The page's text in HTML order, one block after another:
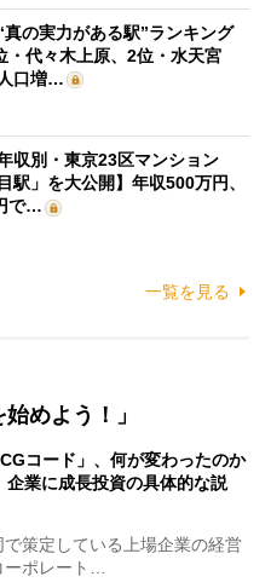
“真の実力がある駅”ランキング
・代々木上原、2位・水天宮
口増…
年収別・東京23区マンション
駅」を大公開】年収500万円、
で…
一覧を見る
めよう！」
コード」、何が変わったのか
業に成長投資の具体的な説
策定している上場企業の経営
ポレート…